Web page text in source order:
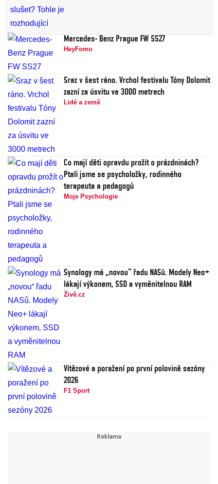
Mercedes- Benz Prague FW SS27
HeyFomo
Sraz v šest ráno. Vrchol festivalu Tóny Dolomit
zazní za úsvitu ve 3000 metrech
Lidé a země
Co mají děti opravdu prožít o prázdninách?
Ptali jsme se psycholožky, rodinného
terapeuta a pedagogů
Moje Psychologie
Synology má „novou“ řadu NASů. Modely Neo+
lákají výkonem, SSD a vyměnitelnou RAM
Živě.cz
Vítězové a poražení po první polovině sezóny
2026
F1 Sport